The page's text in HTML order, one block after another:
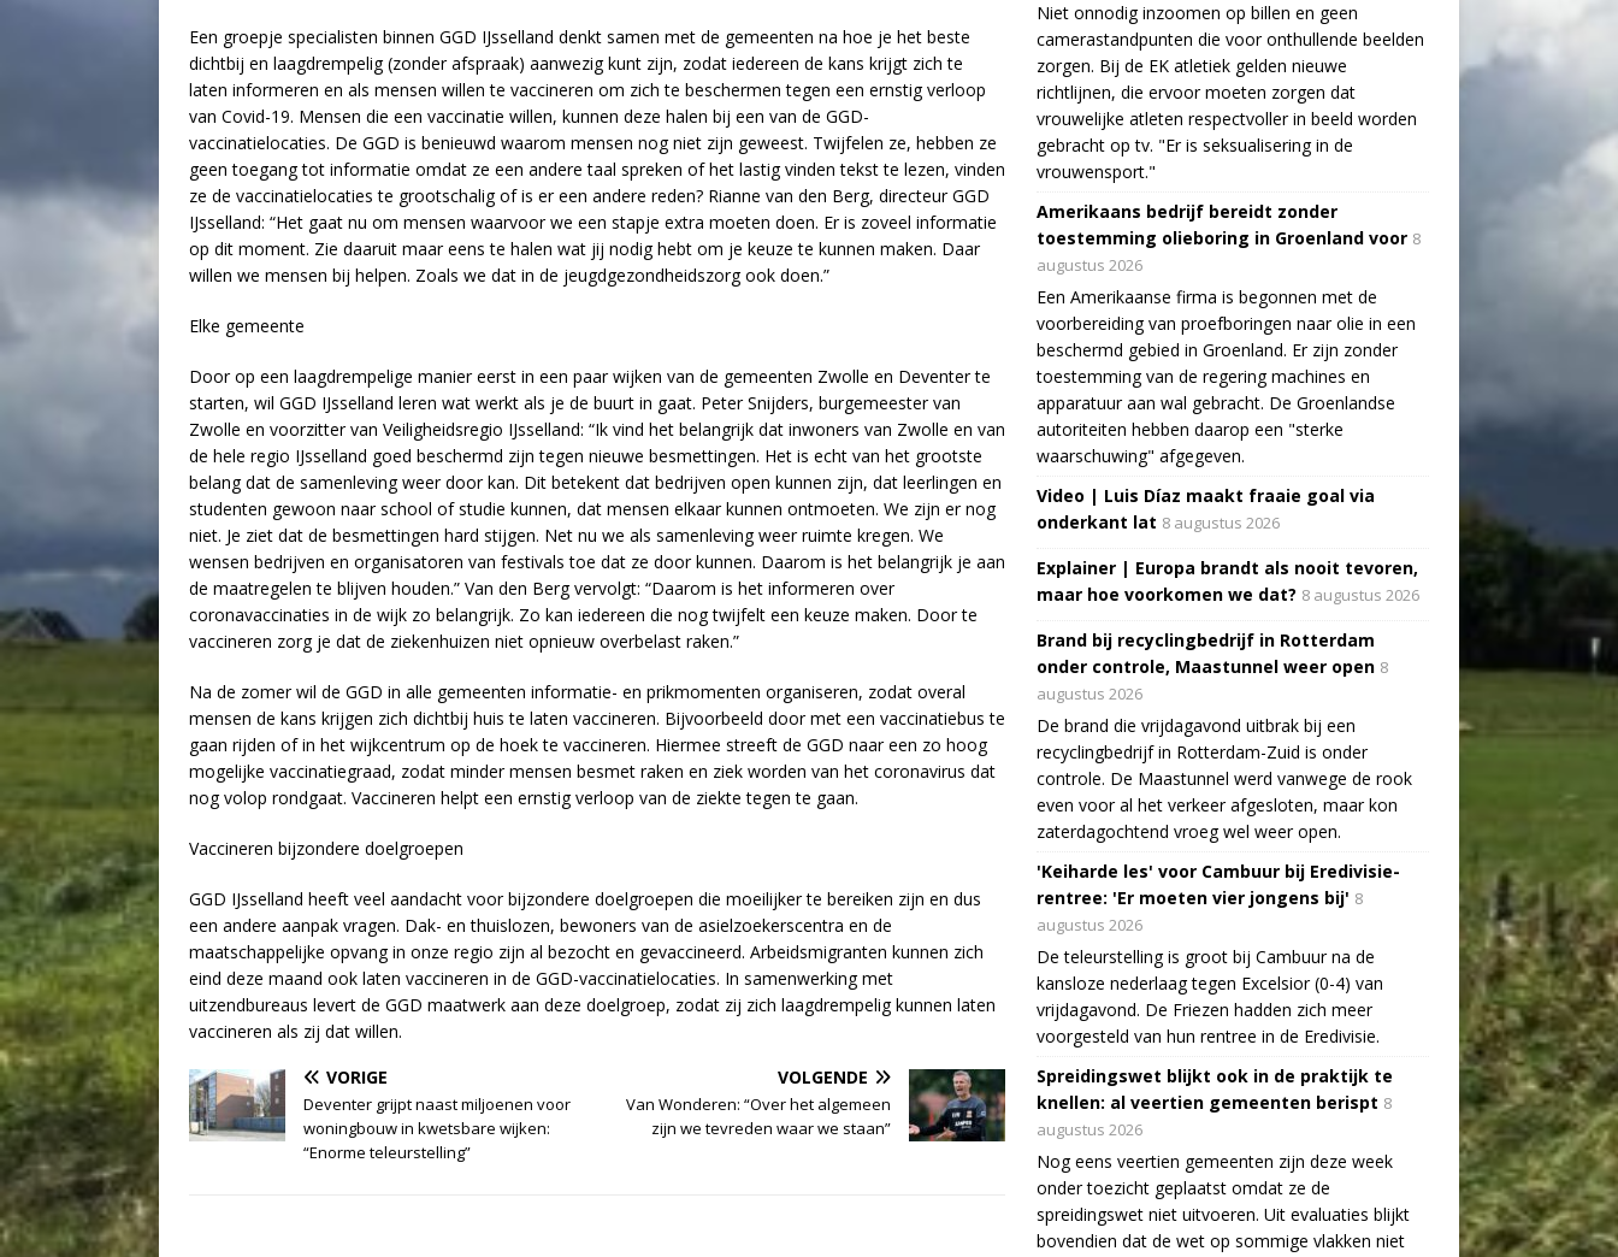
Een groepje specialisten binnen GGD IJsselland denkt samen met de gemeenten na hoe je het beste
dichtbij en laagdrempelig (zonder afspraak) aanwezig kunt zijn, zodat iedereen de kans krijgt zich te
laten informeren en als mensen willen te vaccineren om zich te beschermen tegen een ernstig verloop
van Covid-19. Mensen die een vaccinatie willen, kunnen deze halen bij een van de GGD-
vaccinatielocaties. De GGD is benieuwd waarom mensen nog niet zijn geweest. Twijfelen ze, hebben ze
geen toegang tot informatie omdat ze een andere taal spreken of het lastig vinden tekst te lezen, vinden
ze de vaccinatielocaties te grootschalig of is er een andere reden? Rianne van den Berg, directeur GGD
IJsselland: “Het gaat nu om mensen waarvoor we een stapje extra moeten doen. Er is zoveel informatie
op dit moment. Zie daaruit maar eens te halen wat jij nodig hebt om je keuze te kunnen maken. Daar
willen we mensen bij helpen. Zoals we dat in de jeugdgezondheidszorg ook doen.”
Elke gemeente
Door op een laagdrempelige manier eerst in een paar wijken van de gemeenten Zwolle en Deventer te
starten, wil GGD IJsselland leren wat werkt als je de buurt in gaat. Peter Snijders, burgemeester van
Zwolle en voorzitter van Veiligheidsregio IJsselland: “Ik vind het belangrijk dat inwoners van Zwolle en van
de hele regio IJsselland goed beschermd zijn tegen nieuwe besmettingen. Het is echt van het grootste
belang dat de samenleving weer door kan. Dit betekent dat bedrijven open kunnen zijn, dat leerlingen en
studenten gewoon naar school of studie kunnen, dat mensen elkaar kunnen ontmoeten. We zijn er nog
niet. Je ziet dat de besmettingen hard stijgen. Net nu we als samenleving weer ruimte kregen. We
wensen bedrijven en organisatoren van festivals toe dat ze door kunnen. Daarom is het belangrijk je aan
de maatregelen te blijven houden.” Van den Berg vervolgt: “Daarom is het informeren over
coronavaccinaties in de wijk zo belangrijk. Zo kan iedereen die nog twijfelt een keuze maken. Door te
vaccineren zorg je dat de ziekenhuizen niet opnieuw overbelast raken.”
Na de zomer wil de GGD in alle gemeenten informatie- en prikmomenten organiseren, zodat overal
mensen de kans krijgen zich dichtbij huis te laten vaccineren. Bijvoorbeeld door met een vaccinatiebus te
gaan rijden of in het wijkcentrum op de hoek te vaccineren. Hiermee streeft de GGD naar een zo hoog
mogelijke vaccinatiegraad, zodat minder mensen besmet raken en ziek worden van het coronavirus dat
nog volop rondgaat. Vaccineren helpt een ernstig verloop van de ziekte tegen te gaan.
Vaccineren bijzondere doelgroepen
GGD IJsselland heeft veel aandacht voor bijzondere doelgroepen die moeilijker te bereiken zijn en dus
een andere aanpak vragen. Dak- en thuislozen, bewoners van de asielzoekerscentra en de
maatschappelijke opvang in onze regio zijn al bezocht en gevaccineerd. Arbeidsmigranten kunnen zich
eind deze maand ook laten vaccineren in de GGD-vaccinatielocaties. In samenwerking met
uitzendbureaus levert de GGD maatwerk aan deze doelgroep, zodat zij zich laagdrempelig kunnen laten
vaccineren als zij dat willen.
VORIGE
Deventer grijpt naast miljoenen voor
woningbouw in kwetsbare wijken:
“Enorme teleurstelling”
VOLGENDE
Van Wonderen: “Over het algemeen
zijn we tevreden waar we staan”
Niet onnodig inzoomen op billen en geen
camerastandpunten die voor onthullende beelden
zorgen. Bij de EK atletiek gelden nieuwe
richtlijnen, die ervoor moeten zorgen dat
vrouwelijke atleten respectvoller in beeld worden
gebracht op tv. "Er is seksualisering in de
vrouwensport."
Amerikaans bedrijf bereidt zonder
toestemming olieboring in Groenland voor 8
augustus 2026
Een Amerikaanse firma is begonnen met de
voorbereiding van proefboringen naar olie in een
beschermd gebied in Groenland. Er zijn zonder
toestemming van de regering machines en
apparatuur aan wal gebracht. De Groenlandse
autoriteiten hebben daarop een "sterke
waarschuwing" afgegeven.
Video | Luis Díaz maakt fraaie goal via
onderkant lat 8 augustus 2026
Explainer | Europa brandt als nooit tevoren,
maar hoe voorkomen we dat? 8 augustus 2026
Brand bij recyclingbedrijf in Rotterdam
onder controle, Maastunnel weer open 8
augustus 2026
De brand die vrijdagavond uitbrak bij een
recyclingbedrijf in Rotterdam-Zuid is onder
controle. De Maastunnel werd vanwege de rook
even voor al het verkeer afgesloten, maar kon
zaterdagochtend vroeg wel weer open.
'Keiharde les' voor Cambuur bij Eredivisie-
rentree: 'Er moeten vier jongens bij' 8
augustus 2026
De teleurstelling is groot bij Cambuur na de
kansloze nederlaag tegen Excelsior (0-4) van
vrijdagavond. De Friezen hadden zich meer
voorgesteld van hun rentree in de Eredivisie.
Spreidingswet blijkt ook in de praktijk te
knellen: al veertien gemeenten berispt 8
augustus 2026
Nog eens veertien gemeenten zijn deze week
onder toezicht geplaatst omdat ze de
spreidingswet niet uitvoeren. Uit evaluaties blijkt
bovendien dat de wet op sommige vlakken niet